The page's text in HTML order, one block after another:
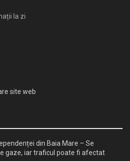
la zi
site web
din Baia Mare – Se
gaze, iar traficul poate fi afectat